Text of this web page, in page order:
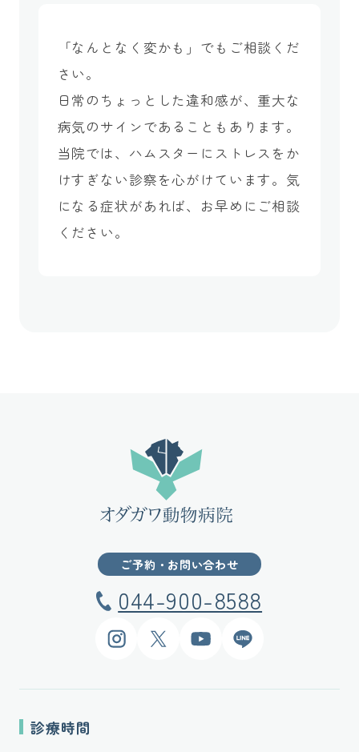
「なんとなく変かも」でもご相談くだ
さい。
日常のちょっとした違和感が、重大な
病気のサインであることもあります。
当院では、ハムスターにストレスをか
けすぎない診察を心がけています。気
になる症状があれば、お早めにご相談
ください。
ご予約・お問い合わせ
044-900-8588
InstagramX YouTube LINE
診療時間